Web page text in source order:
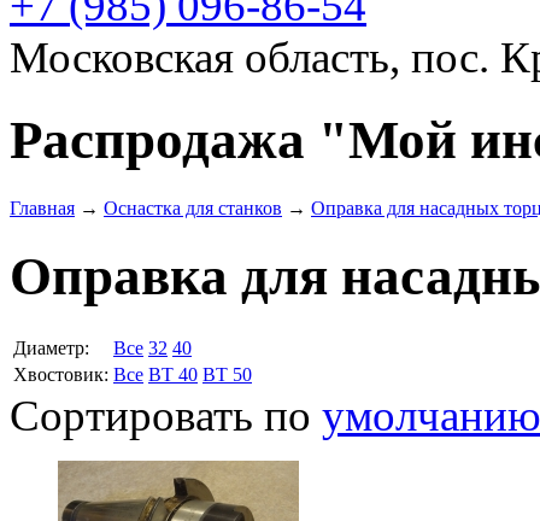
Московская область, пос.
Распродажа "Мой
Главная → Оснастка для станков → Оправка для насадных
Оправка для
Диаметр: Все 32 40
Хвостовик: Все BT 40 BT 50
Сортировать по умолчанию